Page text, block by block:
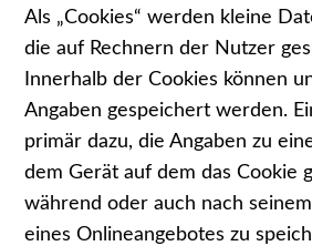
Als „Cookies“ werden kleine
die auf Rechnern der Nutzer
Innerhalb der Cookies können
Angaben gespeichert werden.
primär dazu, die Angaben zu
dem Gerät auf dem das Cookie
während oder auch nach
eines Onlineangebotes zu